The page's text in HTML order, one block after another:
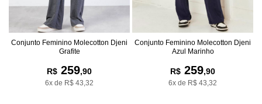
Conjunto Feminino Molecotton Djeni
Grafite
R$ 259,90
6x de R$ 43,32
Conjunto Feminino Molecotton Djeni
Azul Marinho
R$ 259,90
6x de R$ 43,32